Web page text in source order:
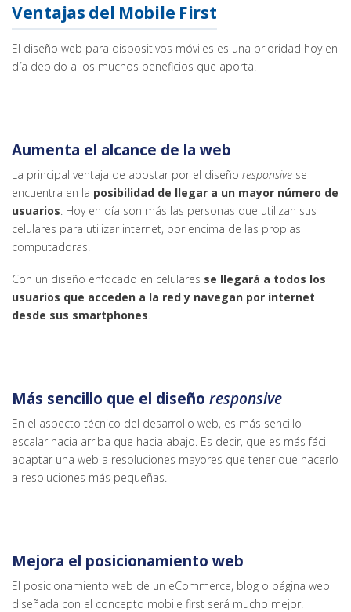
Ventajas del Mobile First
El diseño web para dispositivos móviles es una prioridad hoy en
día debido a los muchos beneficios que aporta.
Aumenta el alcance de la web
La principal ventaja de apostar por el diseño responsive se
encuentra en la posibilidad de llegar a un mayor número de
usuarios. Hoy en día son más las personas que utilizan sus
celulares para utilizar internet, por encima de las propias
computadoras.
Con un diseño enfocado en celulares se llegará a todos los
usuarios que acceden a la red y navegan por internet
desde sus smartphones.
Más sencillo que el diseño responsive
En el aspecto técnico del desarrollo web, es más sencillo
escalar hacia arriba que hacia abajo. Es decir, que es más fácil
adaptar una web a resoluciones mayores que tener que hacerlo
a resoluciones más pequeñas.
Mejora el posicionamiento web
El posicionamiento web de un eCommerce, blog o página web
diseñada con el concepto mobile first será mucho mejor.